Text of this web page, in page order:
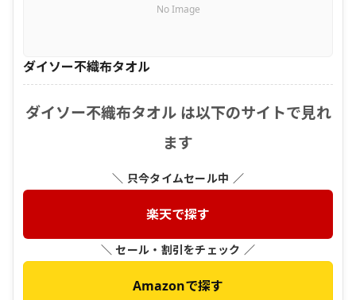
No Image
ダイソー不織布タオル
ダイソー不織布タオル は以下のサイトで見れ
ます
＼ 只今タイムセール中 ／
楽天で探す
＼ セール・割引をチェック ／
Amazonで探す